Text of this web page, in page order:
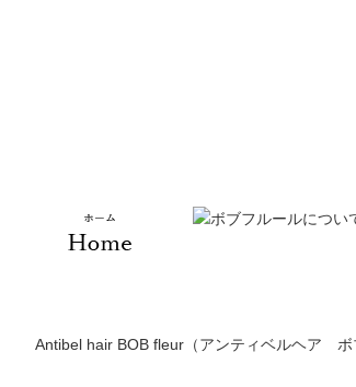
Antibel hair BOB fleur（アンティベルヘア ボ